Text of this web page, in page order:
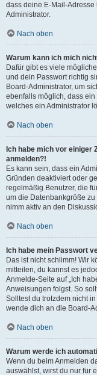
dass deine E-Mail-
Administrator.
Nach oben
Warum kann ich mich
Dafür gibt es viele
und dein Passwort richtig
Board-Administrator, um
ebenfalls möglich, dass
welches ein Administrator
Nach oben
Ich habe mich vor
anmelden?!
Es kann sein, dass ein
Gründen deaktiviert oder
regelmäßig Benutzer, die
um die Datenbankgröße
nimm aktiv an den
Nach oben
Ich habe mein Passwort
Das ist nicht schlimm! Wir
mitteilen, du kannst es
Anmelde-Seite auf „Ich
Anweisungen folgst. So
Solltest du trotzdem nicht
wende dich an die Board-
Nach oben
Warum werde ich
Wenn du beim Anmelden
auswählst, wirst du nur für